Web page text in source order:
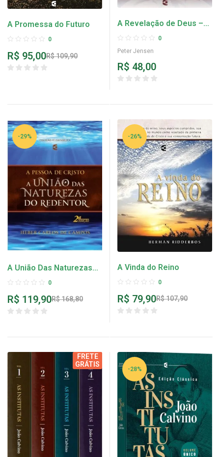
A Promessa do Futuro
0
R$109,90
R$ 95,00
A Revelação de Deus –
Peter Jensen
0
Peter Jensen
R$ 48,00
-29%
A União Das Naturezas
Do Redentor – 2ª Edição
Campos
0
R$168,80
R$ 119,90
-26%
A Vinda do Reino
0
R$107,90
R$ 79,90
FRETE
GRÁTIS
-28%